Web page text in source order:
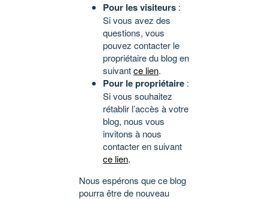
Pour les visiteurs :
Si vous avez des
questions, vous
pouvez contacter le
propriétaire du blog en
suivantce lien.
Pour le propriétaire :
Si vous souhaitez
rétablir l’accès à votre
blog, nous vous
invitons à nous
contacter en suivant
ce lien.
Nous espérons que ce blog
pourra être de nouveau